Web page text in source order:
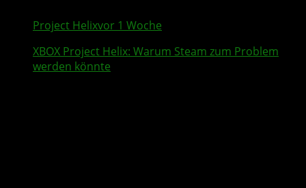
Project Helixvor 1 Woche
XBOX Project Helix: Warum Steam zum Problem
werden könnte